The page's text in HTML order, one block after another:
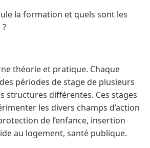
la formation et quels sont les
théorie et pratique. Chaque
périodes de stage de plusieurs
structures différentes. Ces stages
les divers champs d’action
de l’enfance, insertion
au logement, santé publique.